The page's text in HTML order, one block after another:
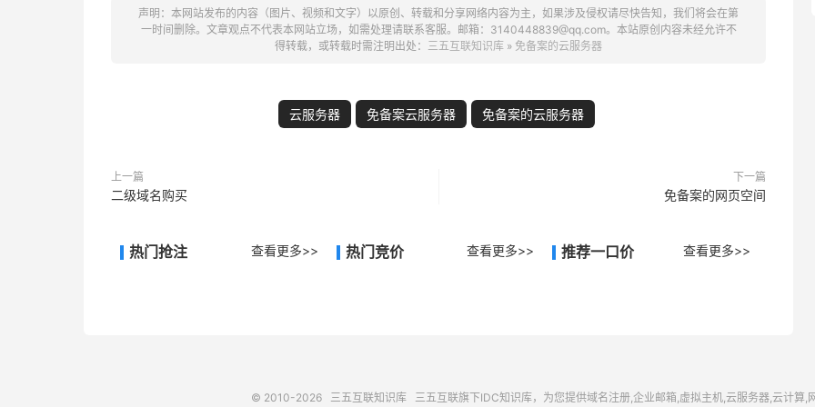
声明：本网站发布的内容（图片、视频和文字）以原创、转载和分享网络内容为主，如果涉及侵权请尽快告知，我们将会在第
一时间删除。文章观点不代表本网站立场，如需处理请联系客服。邮箱：3140448839@qq.com。本站原创内容未经允许不
得转载，或转载时需注明出处： 三五互联知识库 » 免备案的云服务器
云服务器 免备案云服务器 免备案的云服务器
上一篇
二级域名购买
下一篇
免备案的网页空间
热门抢注 查看更多>> 热门竞价 查看更多>> 推荐一口价 查看更多>>
© 2010-2026 三五互联知识库 三五互联旗下IDC知识库，为您提供域名注册,企业邮箱,虚拟主机,云服务器,云计算,